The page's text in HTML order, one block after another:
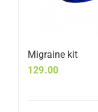
Migraine kit
129.00